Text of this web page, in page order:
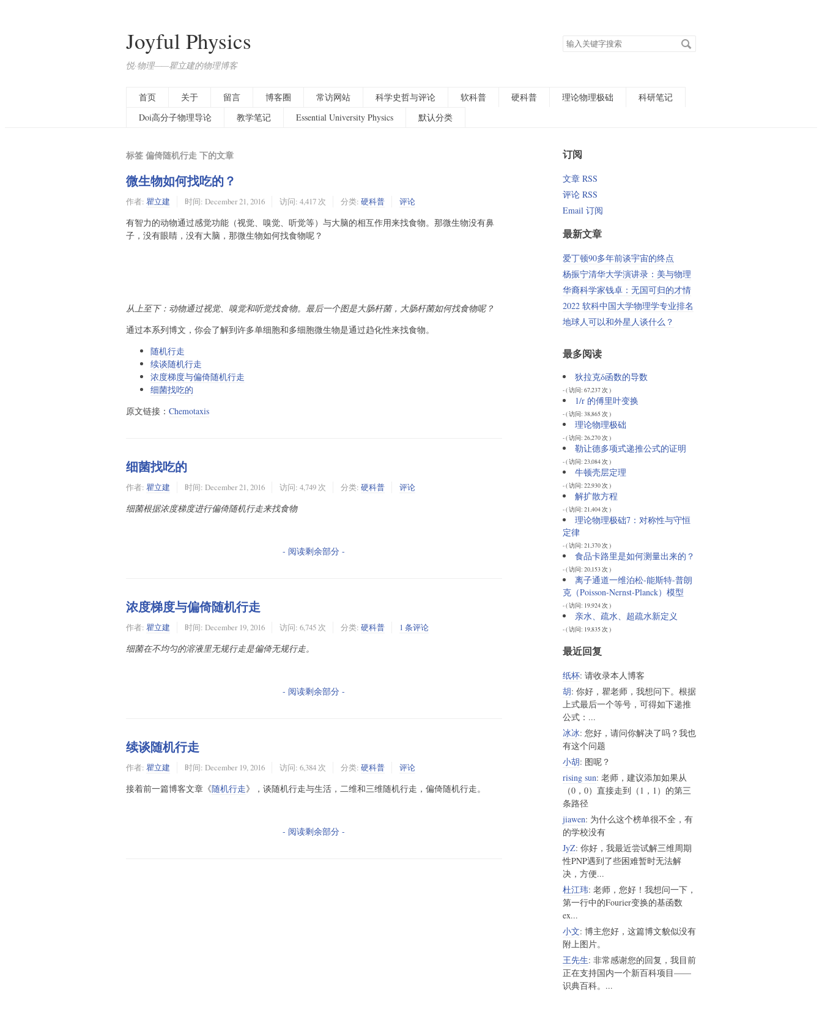
Joyful Physics
悦·物理——瞿立建的物理博客
搜
首页 关于 留言 博客圈 常访网站 科学史哲与评论 软科普 硬科普 理论物理极础
科研笔记
Doi高分子物理导论
教学笔记 Essential University Physics 默认分类
标签 偏倚随机行走 下的文章
微生物如何找吃的？
作者: 瞿立建 时间: December 21, 2016 访问: 4,417 次 分类: 硬科普 评论
有智力的动物通过感觉功能（视觉、嗅觉、听觉等）与大脑的相互作用来找食物。那微生物没有鼻
子，没有眼睛，没有大脑，那微生物如何找食物呢？
从上至下：动物通过视觉、嗅觉和听觉找食物。最后一个图是大肠杆菌，大肠杆菌如何找食物呢？
通过本系列博文，你会了解到许多单细胞和多细胞微生物是通过趋化性来找食物。
随机行走
续谈随机行走
浓度梯度与偏倚随机行走
细菌找吃的
原文链接： Chemotaxis
细菌找吃的
作者: 瞿立建 时间: December 21, 2016 访问: 4,749 次 分类: 硬科普 评论
细菌根据浓度梯度进行偏倚随机行走来找食物
- 阅读剩余部分 -
浓度梯度与偏倚随机行走
作者: 瞿立建 时间: December 19, 2016 访问: 6,745 次 分类: 硬科普 1 条评论
细菌在不均匀的溶液里无规行走是偏倚无规行走。
- 阅读剩余部分 -
续谈随机行走
作者: 瞿立建 时间: December 19, 2016 访问: 6,384 次 分类: 硬科普 评论
接着前一篇博客文章《随机行走》，谈随机行走与生活，二维和三维随机行走，偏倚随机行走。
- 阅读剩余部分 -
订阅
文章 RSS
评论 RSS
Email 订阅
最新文章
爱丁顿90多年前谈宇宙的终点
杨振宁清华大学演讲录：美与物理
华裔科学家钱卓：无国可归的才情
2022 软科中国大学物理学专业排名
地球人可以和外星人谈什么？
最多阅读
狄拉克δ函数的导数
- ( 访问: 67,237 次 )
1/r 的傅里叶变换
- ( 访问: 38,865 次 )
理论物理极础
- ( 访问: 26,270 次 )
勒让德多项式递推公式的证明
- ( 访问: 23,084 次 )
牛顿壳层定理
- ( 访问: 22,930 次 )
解扩散方程
- ( 访问: 21,404 次 )
理论物理极础7：对称性与守恒
定律
- ( 访问: 21,370 次 )
食品卡路里是如何测量出来的？
- ( 访问: 20,153 次 )
离子通道一维泊松-能斯特-普朗
克（Poisson-Nernst-Planck）模型
- ( 访问: 19,924 次 )
亲水、疏水、超疏水新定义
- ( 访问: 19,835 次 )
最近回复
纸杯: 请收录本人博客
胡: 你好，瞿老师，我想问下。根据
上式最后一个等号，可得如下递推
公式：...
冰冰: 您好，请问你解决了吗？我也
有这个问题
小胡: 图呢？
rising sun: 老师，建议添加如果从
（0，0）直接走到（1，1）的第三
条路径
jiawen: 为什么这个榜单很不全，有
的学校没有
JyZ: 你好，我最近尝试解三维周期
性PNP遇到了些困难暂时无法解
决，方便...
杜江玮: 老师，您好！我想问一下，
第一行中的Fourier变换的基函数
ex...
小文: 博主您好，这篇博文貌似没有
附上图片。
王先生: 非常感谢您的回复，我目前
正在支持国内一个新百科项目——
识典百科。...